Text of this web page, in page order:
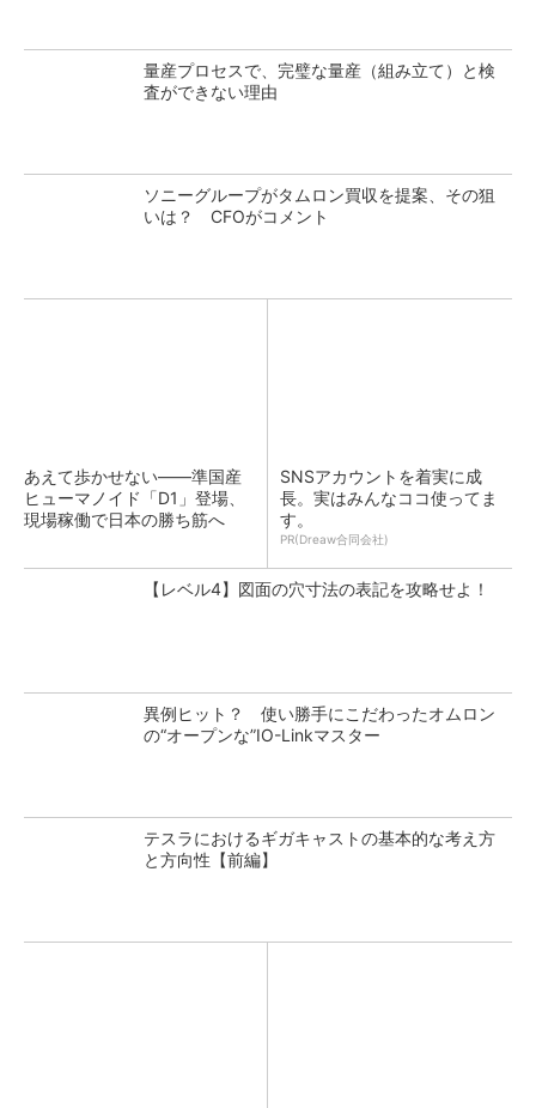
量産プロセスで、完璧な量産（組み立て）と検
査ができない理由
ソニーグループがタムロン買収を提案、その狙
いは？ CFOがコメント
あえて歩かせない――準国産
ヒューマノイド「D1」登場、
現場稼働で日本の勝ち筋へ
SNSアカウントを着実に成
長。実はみんなココ使ってま
す。
PR(Dreaw合同会社)
【レベル4】図面の穴寸法の表記を攻略せよ！
異例ヒット？ 使い勝手にこだわったオムロン
の“オープンな”IO-Linkマスター
テスラにおけるギガキャストの基本的な考え方
と方向性【前編】